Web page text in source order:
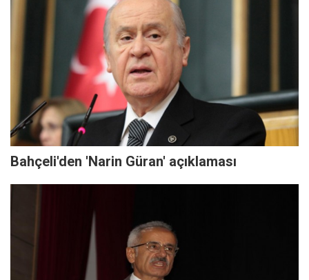
Bahçeli'den 'Narin Güran' açıklaması